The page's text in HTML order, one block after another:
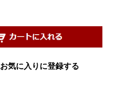
お気に入りに登録する